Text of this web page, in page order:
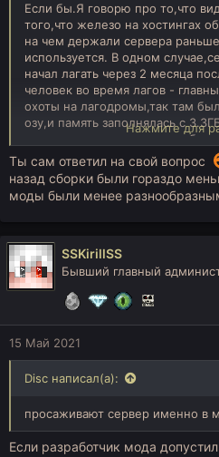
Если бы.Я говорю про то,что
того,что железо на хостингах
на чем держали сервера
используется. В одном
начал лагать через 2 месяца
человек во время лагов -
охоты на лагодромы,так там
озу,и память заполнялась с
секунд,потом происходил
возникали лаги. Т.е. серв
недостатка ОЗУ. Вот такой вот
нашел игрока,который тупо
солнечных панелей на 1eu\t -
плановый рестарт был всего 2
удалялся по общему таймеру,и
- копало около
дома,несколько простаивали у
недель до месяца.
Потом там же начали новые
лагучее и лагучее,и онлайн
не помогало.
Нажмите для
Ты сам ответил на свой вопрос
назад сборки были гораздо
моды были менее
SSKirillSS
Бывший главный
15 Май 2021
Disc написал(а):
просаживают сервер именно в
Если разработчик мода